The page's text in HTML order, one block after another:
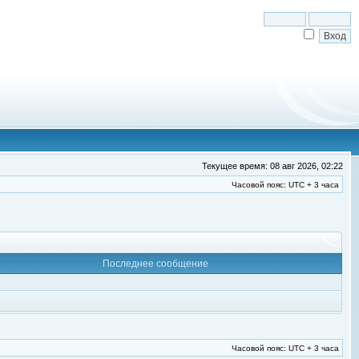
Текущее время: 08 авг 2026, 02:22
Часовой пояс: UTC + 3 часа
Последнее сообщение
Часовой пояс: UTC + 3 часа